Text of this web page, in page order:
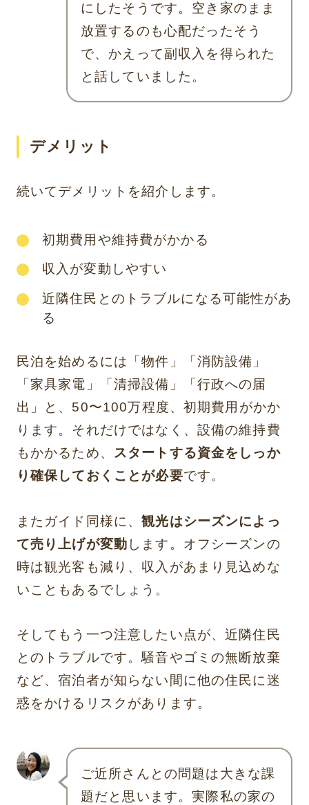
にしたそうです。空き家のまま
放置するのも心配だったそう
で、かえって副収入を得られた
と話していました。
デメリット
続いてデメリットを紹介します。
初期費用や維持費がかかる
収入が変動しやすい
近隣住民とのトラブルになる可能性があ
る
民泊を始めるには「物件」「消防設備」
「家具家電」「清掃設備」「行政への届
出」と、50〜100万程度、初期費用がかか
ります。それだけではなく、設備の維持費
もかかるため、 スタートする資金をしっか
り確保しておくことが必要です。
またガイド同様に、観光はシーズンによっ
て売り上げが変動 します。オフシーズンの
時は観光客も減り、収入があまり見込めな
いこともあるでしょう。
そしてもう一つ注意したい点が、近隣住民
とのトラブルです。騒音やゴミの無断放棄
など、宿泊者が知らない間に他の住民に迷
惑をかけるリスクがあります。
ご近所さんとの問題は大きな課
題だと思います。実際私の家の